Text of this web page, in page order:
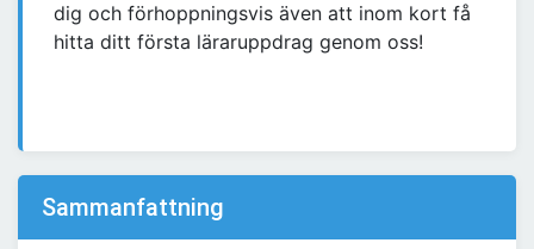
dig och förhoppningsvis även att inom kort få
hitta ditt första läraruppdrag genom oss!
Sammanfattning